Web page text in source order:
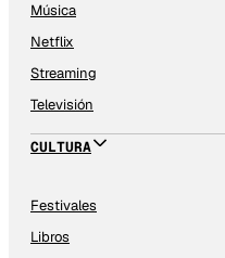
Música
Netflix
Streaming
Televisión
CULTURA
Festivales
Libros